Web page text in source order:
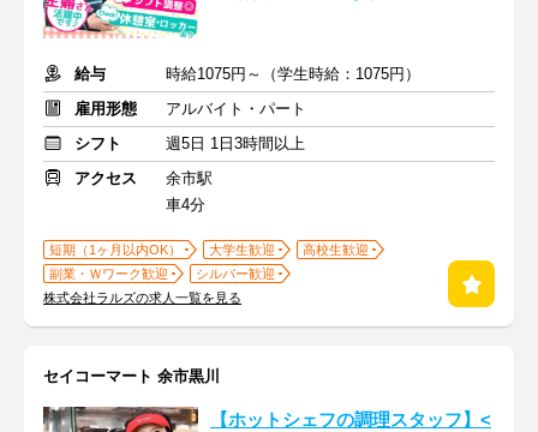
給与
時給1075円～（学生時給：1075円）
雇用形態
アルバイト・パート
シフト
週5日 1日3時間以上
アクセス
余市駅
車4分
短期（1ヶ月以内OK） 大学生歓迎
高校生歓迎
副業・Ｗワーク歓迎
シルバー歓迎
株式会社ラルズの求人一覧を見る
セイコーマート 余市黒川
【ホットシェフの調理スタッフ】<